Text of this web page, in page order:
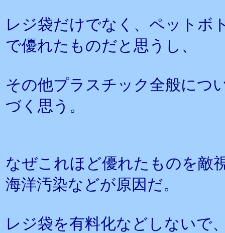
レジ袋だけでなく、ペットボ
で優れたものだと思うし、
その他プラスチック全般につ
づく思う。
なぜこれほど優れたものを敵
海洋汚染などが原因だ。
レジ袋を有料化などしないで